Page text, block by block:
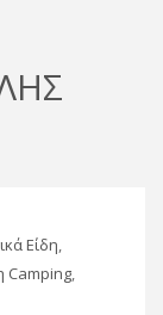
Είδη
Camping